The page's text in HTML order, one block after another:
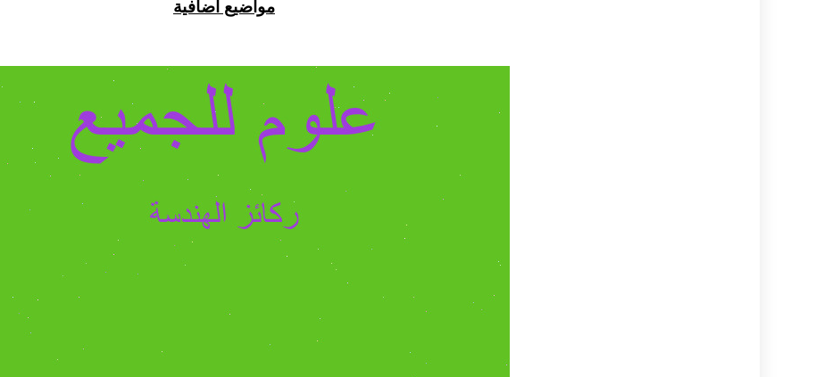
مواضيع اضافية